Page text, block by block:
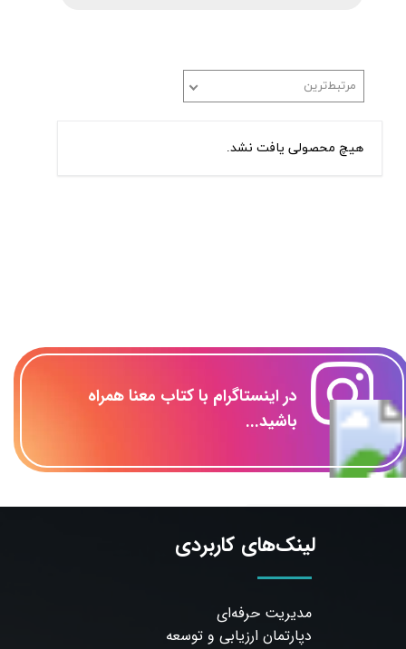
مرتبط‌ترین
هیچ محصولی یافت نشد.
​در اینستاگرام با کتاب معنا همراه
باشید...
لینک‌های کاربردی
مدیریت حرفه‌ای
دپارتمان ارزیابی و توسعه